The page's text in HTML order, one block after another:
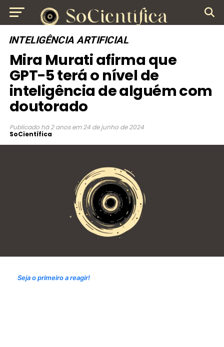
INTELIGÊNCIA ARTIFICIAL
Mira Murati afirma que
GPT-5 terá o nível de
inteligência de alguém com
doutorado
Publicado há 2 anos em 24 de junho de 2024
SoCientífica
Seja o primeiro a reagir!